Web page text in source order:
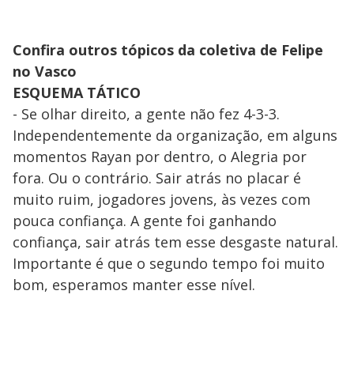
Confira outros tópicos da coletiva de Felipe
no Vasco
ESQUEMA TÁTICO
- Se olhar direito, a gente não fez 4-3-3.
Independentemente da organização, em alguns
momentos Rayan por dentro, o Alegria por
fora. Ou o contrário. Sair atrás no placar é
muito ruim, jogadores jovens, às vezes com
pouca confiança. A gente foi ganhando
confiança, sair atrás tem esse desgaste natural.
Importante é que o segundo tempo foi muito
bom, esperamos manter esse nível.